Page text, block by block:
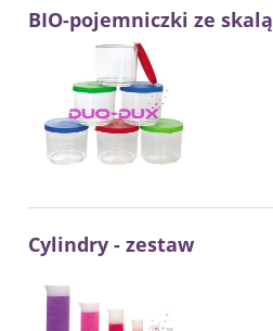
BIO-pojemniczki ze skalą
Cylindry - zestaw